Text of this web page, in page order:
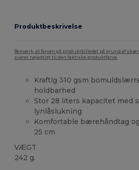
Produktbeskrivelse
Bemærk, at farven på produktbilledet på grund af
svarer nøjagtigt til den faktiske produktfarve.
Kraftig 310 gsm
holdbarhed
Stor 28 liters kapacitet med
lynlåslukning
Komfortable bærehåndtag
25 cm
VÆGT
242 g.